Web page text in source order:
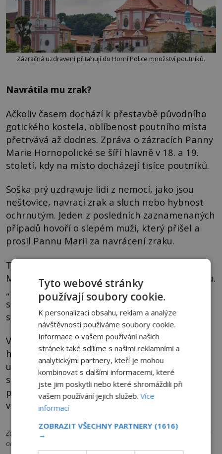
Zázračná uzdravení přitahují do Horní Police množství poutníků.
Navrátila mu zrak?
Ačkoliv časem dochází k přestavbě původního
gotického kostela, oblíbenost poutního místa
přetrvává až dodnes. Zpráva o zázracích Panny
Marie Hornopolické se šíří hlavně v 18. a 19.
století, kdy na místo docházejí tisíce poutníků.
Soška prý uzdravuje lidi z nemocí, jako jsou
neštovice, navrací zrak a sluch nebo hybnost
ochrnutým. Jeden z posledních zaznamenaných
případů hovoří o slepém muži, který přišel a
prosil Pannu Marii za navrácení zraku.
To se prý skutečně stalo a muž za to Panně
Marii slíbil, že jeho potomci budou sloužit Bohu.
„Potom se rodina odstěhovala do Brazílie, kde
se usídlila natrvalo. Tam se jeho syn oženil a
stal se otcem chlapce.
V duchu slibu složeného před lety v
hornopolickém kostele vystudoval vnuk
uzdraveného slepce na faráře,“ uvedl bývalý
starosta obce Lubomír Šulc. Dokládá i tento
případ existenci nějaké vyšší síly? Nebo jsou za
vším jen přikrášlené lidové pověsti?
Zdroje informací:
Wikipedie, hornipolice.cz, Českolipský deník, Aha
online
Tyto webové stránky
používají soubory cookie.
K personalizaci obsahu, reklam a analýze
návštěvnosti používáme soubory cookie.
Informace o vašem používání našich
stránek také sdílíme s našimi reklamními a
analytickými partnery, kteří je mohou
kombinovat s dalšími informacemi, které
jste jim poskytli nebo které shromáždili při
vašem používání jejich služeb.Více
informací
ZOBRAZIT VŠECHNY PARTNERY (1616)
→